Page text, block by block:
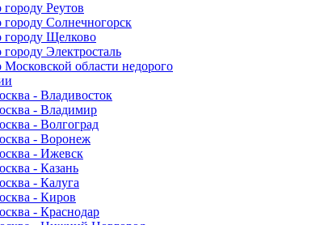
городу Реутов
городу Солнечногорск
городу Щелково
Электросталь
Московской области недорого
- Владивосток
- Владимир
- Волгоград
- Воронеж
- Ижевск
- Казань
- Калуга
- Киров
- Краснодар